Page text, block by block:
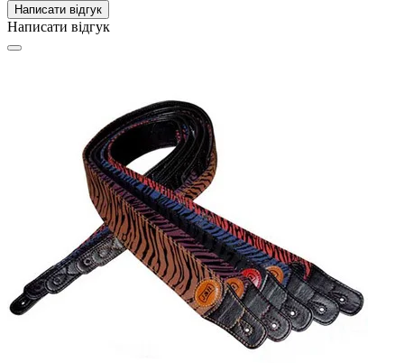
Написати відгук
Написати відгук